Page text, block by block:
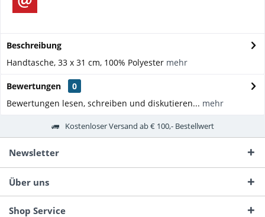
Beschreibung
Handtasche, 33 x 31 cm, 100% Polyester mehr
Bewertungen
0
Bewertungen lesen, schreiben und diskutieren... mehr
Kostenloser Versand ab € 100,- Bestellwert
Newsletter
Über uns
Shop Service